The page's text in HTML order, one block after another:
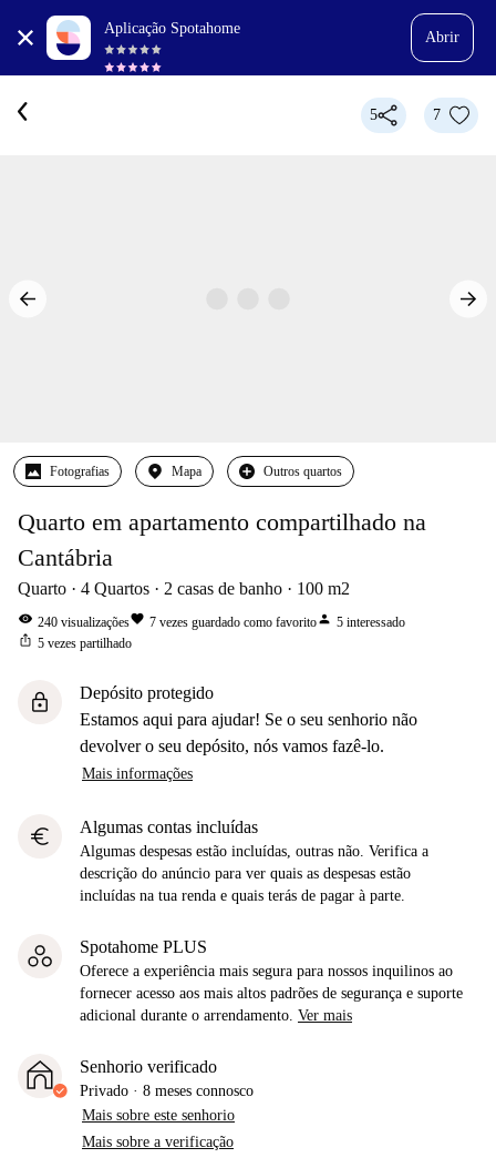
Aplicação Spotahome
Abrir
5 7
Fotografias Mapa Outros quartos
Quarto em apartamento compartilhado na
Cantábria
Quarto 4 Quartos 2 casas de banho 100 m2
visibility 240 visualizaçõesfavorite 7 vezes guardado como favoritoperson 5 interessado
ios_share 5 vezes partilhado
lock
Depósito protegido
Estamos aqui para ajudar! Se o seu senhorio não
devolver o seu depósito, nós vamos fazê-lo.
Mais informações
euro Algumas contas incluídas
Algumas despesas estão incluídas, outras não. Verifica a
descrição do anúncio para ver quais as despesas estão
incluídas na tua renda e quais terás de pagar à parte.
Spotahome PLUS
Oferece a experiência mais segura para nossos inquilinos ao
fornecer acesso aos mais altos padrões de segurança e suporte
adicional durante o arrendamento. Ver mais
Senhorio verificado
Privado · 8 meses connosco
Mais sobre este senhorio
Mais sobre a verificação